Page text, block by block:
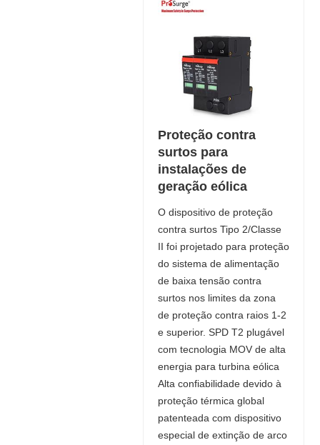
Proteção contra
surtos para
instalações de
geração eólica
O dispositivo de proteção
contra surtos Tipo 2/Classe
II foi projetado para proteção
do sistema de alimentação
de baixa tensão contra
surtos nos limites da zona
de proteção contra raios 1-2
e superior. SPD T2 plugável
com tecnologia MOV de alta
energia para turbina eólica
Alta confiabilidade devido à
proteção térmica global
patenteada com dispositivo
especial de extinção de arco